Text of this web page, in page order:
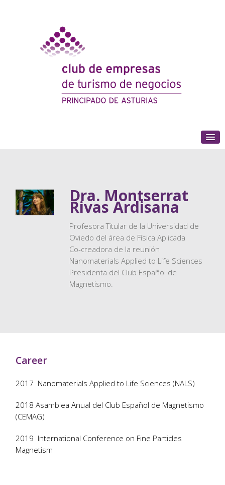
Dra. Montserrat
Rivas Ardisana
Profesora Titular de la Universidad de
Oviedo del área de Física Aplicada
Co-creadora de la reunión
Nanomaterials Applied to Life Sciences
Presidenta del Club Español de
Magnetismo.
Career
2017 Nanomaterials Applied to Life Sciences (NALS)
2018 Asamblea Anual del Club Español de Magnetismo
(CEMAG)
2019 International Conference on Fine Particles
Magnetism